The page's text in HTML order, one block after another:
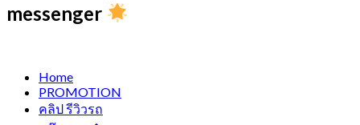
messenger
Home
PROMOTION
คลิป รีวิวรถ